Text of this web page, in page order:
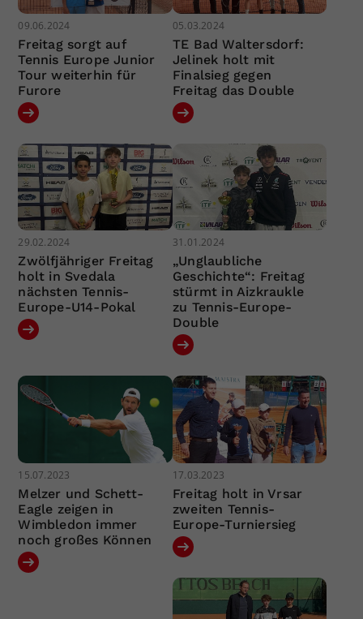
09.06.2024
Freitag sorgt auf
Tennis Europe Junior
Tour weiterhin für
Furore
05.03.2024
TE Bad Waltersdorf:
Jelinek holt mit
Finalsieg gegen
Freitag das Double
29.02.2024
Zwölfjähriger Freitag
holt in Svedala
nächsten Tennis-
Europe-U14-Pokal
31.01.2024
„Unglaubliche
Geschichte“: Freitag
stürmt in Aizkraukle
zu Tennis-Europe-
Double
15.07.2023
Melzer und Schett-
Eagle zeigen in
Wimbledon immer
noch großes Können
17.03.2023
Freitag holt in Vrsar
zweiten Tennis-
Europe-Turniersieg